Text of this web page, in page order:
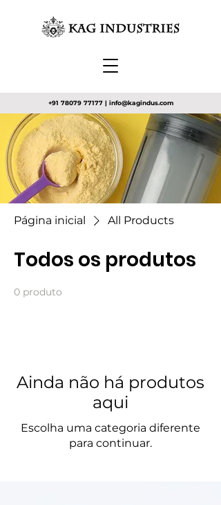
+91 78079 77177| info@kagindus.com
Página inicial All Products
Todos os produtos
0 produto
Ainda não há produtos
aqui
Escolha uma categoria diferente
para continuar.